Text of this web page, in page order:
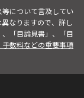
について言及してい
なりますので、詳し
「目論見書」、「目
手数料などの重要事項